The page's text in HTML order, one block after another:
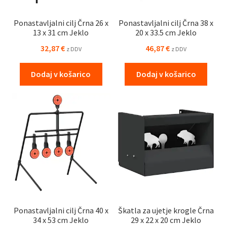
Ponastavljalni cilj Črna 26 x
13 x 31 cm Jeklo
32,87€ z DDV
Dodaj v košarico
Ponastavljalni cilj Črna 38 x
20 x 33.5 cm Jeklo
46,87€ z DDV
Dodaj v košarico
Ponastavljalni cilj Črna 40 x
34 x 53 cm Jeklo
Škatla za ujetje krogle Črna
29 x 22 x 20 cm Jeklo